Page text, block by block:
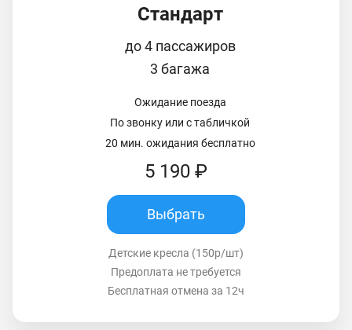
Стандарт
до 4 пассажиров
3 багажа
Ожидание поезда
По звонку или с табличкой
20 мин. ожидания бесплатно
5 190 ₽
Выбрать
Детские кресла (150р/шт)
Предоплата не требуется
Бесплатная отмена за 12ч